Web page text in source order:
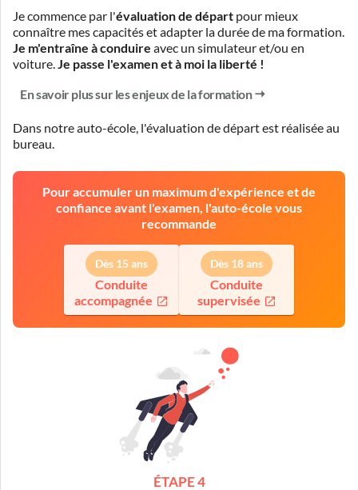
Je commence par l'évaluation de départ pour mieux
connaître mes capacités et adapter la durée de ma formation.
Je m'entraîne à conduire avec un simulateur et/ou en
voiture. Je passe l'examen et à moi la liberté !
En savoir plus sur les enjeux de la formation
Dans notre auto-école, l'évaluation de départ est réaliséeau
bureau
Pour accumuler un maximum d'expérience et de
confiance avant l'examen, l'auto-école vous
recommande
Dès 15 ans
Conduite
accompagnée
Dès 18 ans
Conduite
supervisée
ÉTAPE 4